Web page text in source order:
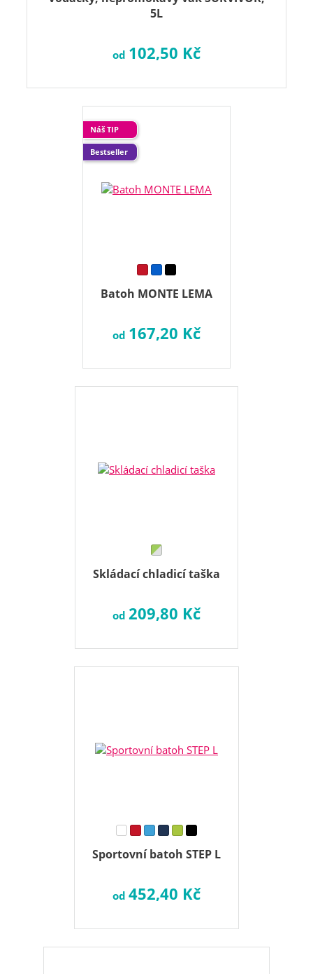
5L
od 102,50 Kč
Batoh MONTE LEMA
Náš TIP
Bestseller
od 167,20 Kč
Skládací chladicí taška
od 209,80 Kč
Sportovní batoh STEP L
od 452,40 Kč